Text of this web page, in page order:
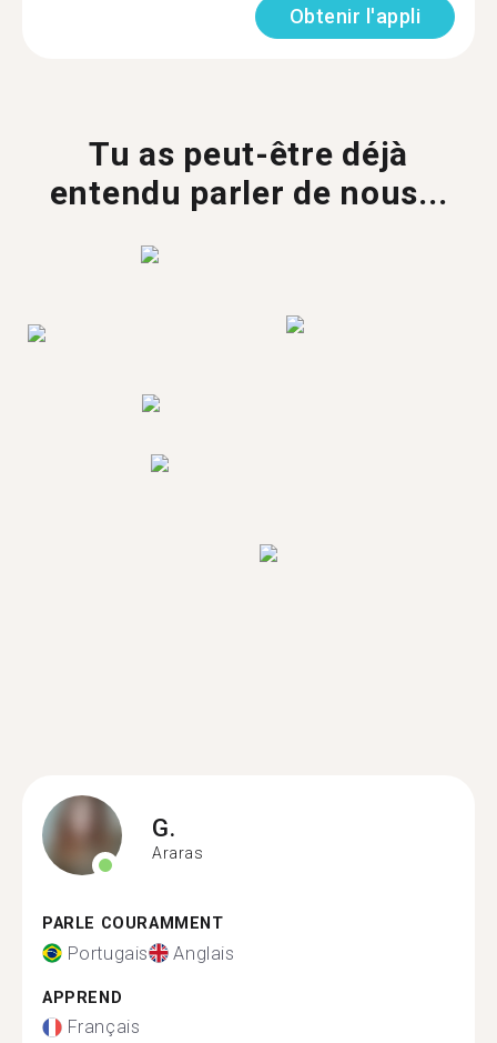
Obtenir l'appli
Tu as peut-être déjà
entendu parler de nous...
G.
Araras
PARLE COURAMMENT
Portugais Anglais
APPREND
Français